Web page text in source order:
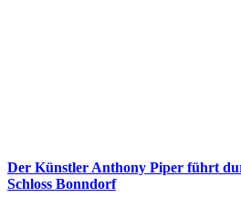
Der Künstler Anthony Piper führt
Schloss Bonndorf